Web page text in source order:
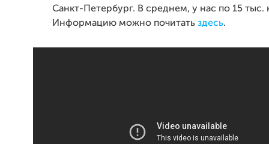
Санкт-Петербург. В среднем, у нас по 15 тыс.
Информацию можно почитать здесь.